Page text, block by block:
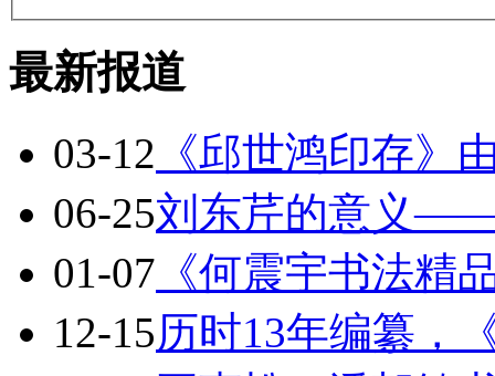
最新报道
03-12 《邱世鸿印存》
06-25刘东芹的意义
01-07 《何震宇书法精
12-15历时13年编纂，